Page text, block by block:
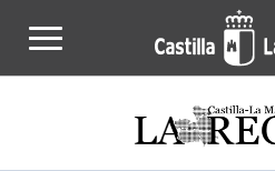
Noticias de la